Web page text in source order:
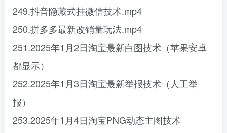
249.抖音隐藏式挂微信技术.mp4
250.拼多多最新改销量玩法.mp4
251.2025年1月2日淘宝最新白图技术（苹果安卓
都显示）
252.2025年1月3日淘宝最新举报技术（人工举
报）
253.2025年1月4日淘宝PNG动态主图技术